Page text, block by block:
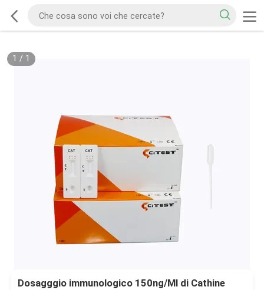
1 / 1
Dosagggio immunologico 150ng/Ml di Cathine